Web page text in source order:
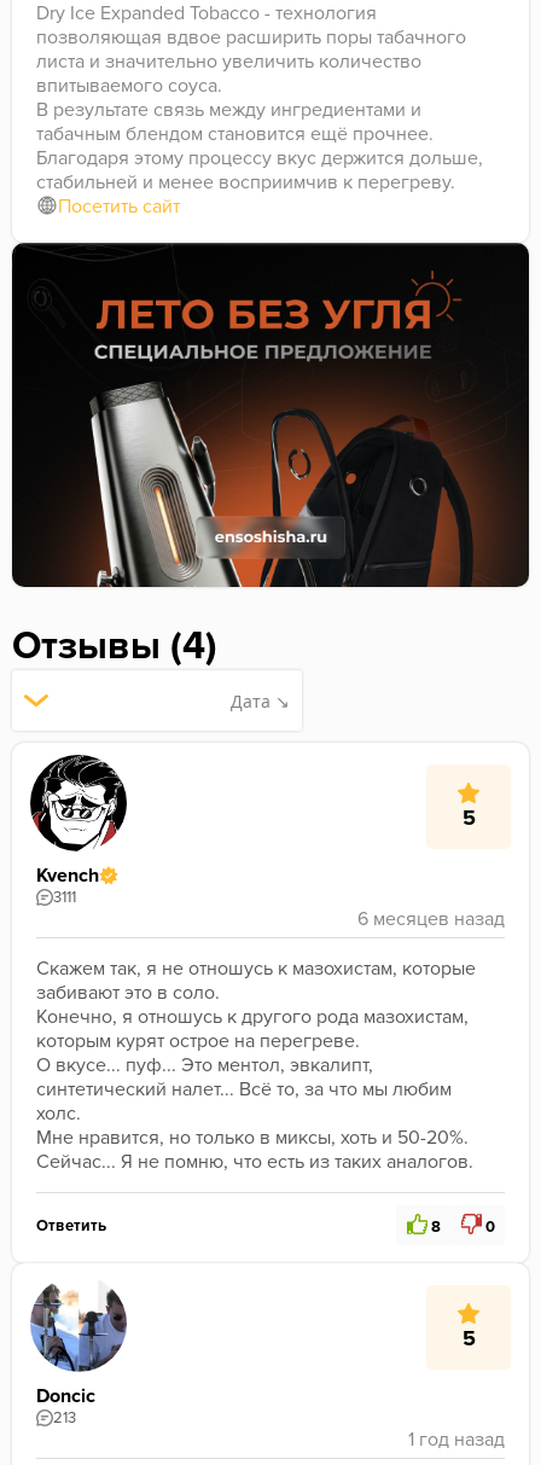
Dry Ice Expanded Tobacco - технология
позволяющая вдвое расширить поры табачного
листа и значительно увеличить количество
впитываемого соуса.
В результате связь между ингредиентами и
табачным блендом становится ещё прочнее.
Благодаря этому процессу вкус держится дольше,
стабильней и менее восприимчив к перегреву.
Посетить сайт
Отзывы (4)
Дата ↘
5
Kvench
3111
Скажем так, я не отношусь к мазохистам, которые
забивают это в соло.
Конечно, я отношусь к другого рода мазохистам,
которым курят острое на перегреве.
О вкусе... пуф... Это ментол, эвкалипт,
синтетический налет... Всё то, за что мы любим
холс.
Мне нравится, но только в миксы, хоть и 50-20%.
Сейчас... Я не помню, что есть из таких аналогов.
Ответить 8 0
5
Doncic
213